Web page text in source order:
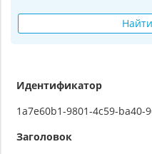
Идентификатор
1a7e60b1-9801-4c59-ba40-
Заголовок